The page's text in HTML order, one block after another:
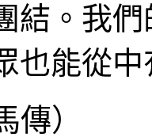
結。我
也能從
傳）